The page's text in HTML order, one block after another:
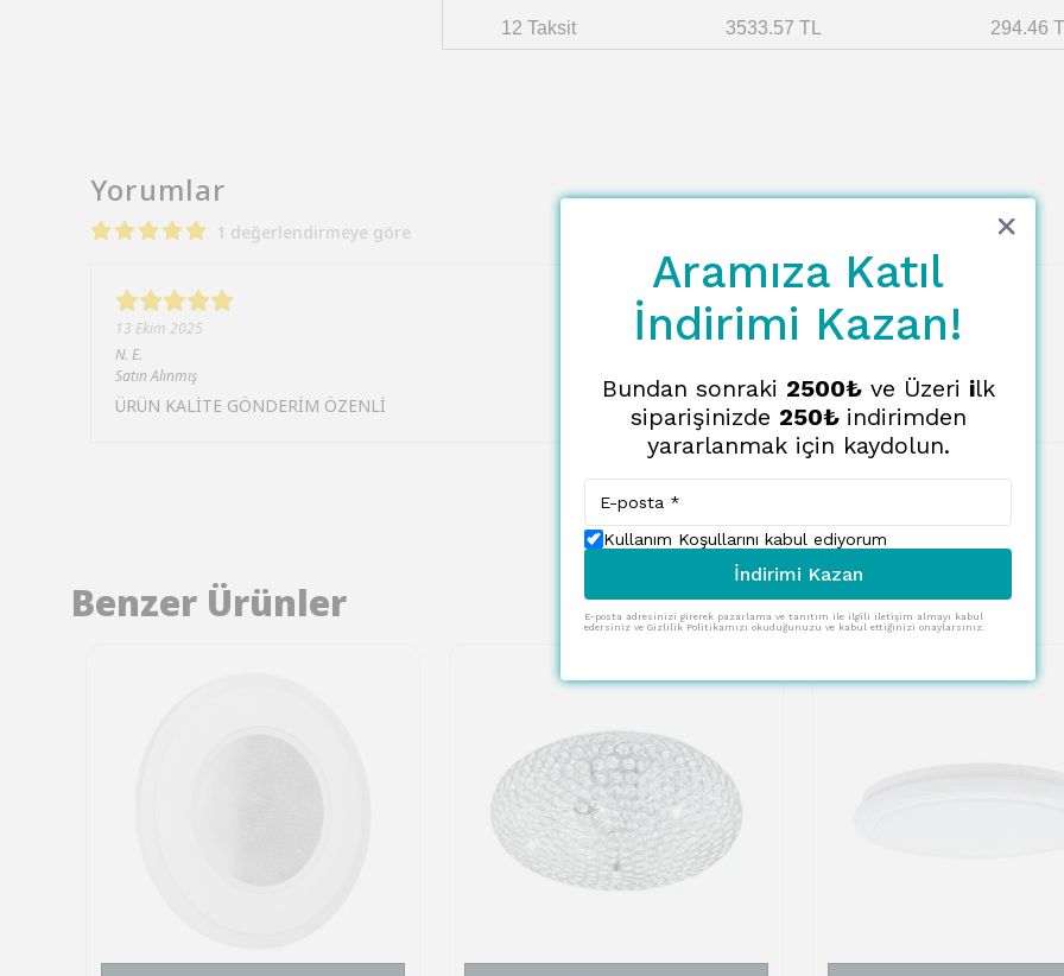
12 Taksit 3533.57 TL 294.46
Yorumlar
1 değerlendirmeye göre
13 Ekim 2025
N. E.
Satın Alınmış
ÜRÜN KALİTE GÖNDERİM ÖZENLİ
Benzer Ürünler
Aramıza Katıl
İndirimi Kazan!
Bundan sonraki 2500₺ve Üzeri ilk
siparişinizde 250₺ indirimden
yararlanmak için kaydolun.
Kullanım Koşullarını kabul ediyorum
İndirimi Kazan
E-posta adresinizi girerek pazarlama ve tanıtım ile ilgili iletişim almayı kabul
edersiniz ve Gizlilik Politikamızı okuduğunuzu ve kabul ettiğinizi onaylarsınız.